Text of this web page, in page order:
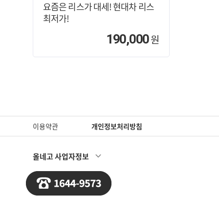
요즘은 리스가 대세! 현대차 리스
최저가!
190,000원
이용약관 개인정보처리방침
올네고 사업자정보